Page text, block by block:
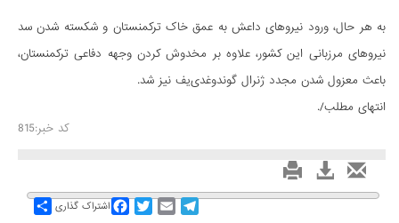
به هر حال، ورود نیروهای داعش به عمق خاک ترکمنستان و شکسته شدن سد
نیروهای مرزبانی این کشور، علاوه بر مخدوش کردن وجهه دفاعی ترکمنستان،
باعث معزول شدن مجدد ژنرال گوندوغدی‌یف نیز شد.
انتهای مطلب/.
کد خبر:815
Share اشتراک گذاری
FacebookTwitterEmail
Telegram